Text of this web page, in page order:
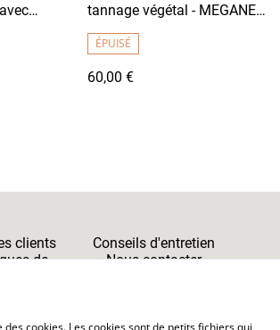
tannage végétal - MEGANE
ÉPUISÉ
60,00 €
clients
Conseils d'entretien
de
Nous contacter
cookies. Les cookies sont de petits fichiers qui